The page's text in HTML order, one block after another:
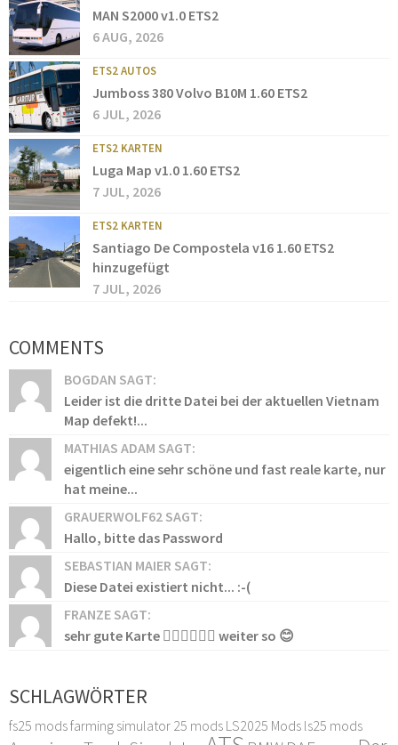
MAN S2000 v1.0 ETS2
6 AUG, 2026
ETS2 AUTOS
Jumboss 380 Volvo B10M 1.60 ETS2
6 JUL, 2026
ETS2 KARTEN
Luga Map v1.0 1.60 ETS2
7 JUL, 2026
ETS2 KARTEN
Santiago De Compostela v16 1.60 ETS2
hinzugefügt
7 JUL, 2026
COMMENTS
BOGDAN SAGT:
Leider ist die dritte Datei bei der aktuellen Vietnam
Map defekt!...
MATHIAS ADAM SAGT:
eigentlich eine sehr schöne und fast reale karte, nur
hat meine...
GRAUERWOLF62 SAGT:
Hallo, bitte das Password
SEBASTIAN MAIER SAGT:
Diese Datei existiert nicht... :-(
FRANZE SAGT:
sehr gute Karte 👍🏻👍🏻👍🏻 weiter so 😊
SCHLAGWÖRTER
fs25 modsfarming simulator 25 mods LS2025 Mods ls25 mods